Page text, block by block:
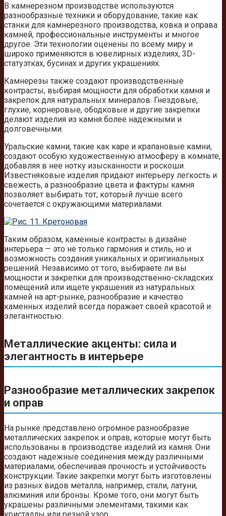
В камнерезном производстве используются
разнообразные техники и оборудование, такие как
станки для камнерезного производства, ковка и оправа
камней, профессиональные инструменты и многое
другое. Эти технологии оценены по всему миру и
широко применяются в ювелирных изделиях, 3D-
статуэтках, бусинах и других украшениях.
Камнерезы также создают производственные
контрасты, выбирая мощности для обработки камня и
закрепок для натуральных минералов. Гнездовые,
глухие, корнеровые, ободковые и другие закрепки
делают изделия из камня более надежными и
долговечными.
Уральские камни, такие как каре и крапановые камни,
создают особую художественную атмосферу в комнате,
добавляя в нее нотку изысканности и роскоши.
Известняковые изделия придают интерьеру легкость и
свежесть, а разнообразие цвета и фактуры камня
позволяет выбирать тот, который лучше всего
сочетается с окружающими материалами.
Таким образом, каменные контрасты в дизайне
интерьера — это не только гармония и стиль, но и
возможность создания уникальных и оригинальных
решений. Независимо от того, выбираете ли вы
мощности и закрепки для производственно-складских
помещений или ищете украшения из натуральных
камней на арт-рынке, разнообразие и качество
каменных изделий всегда поражает своей красотой и
элегантностью.
Металлические акценты: сила и
элегантность в интерьере
Разнообразие металлических закрепок
и оправ
На рынке представлено огромное разнообразие
металлических закрепок и оправ, которые могут быть
использованы в производстве изделий из камня. Они
создают надежные соединения между различными
материалами, обеспечивая прочность и устойчивость
конструкции. Такие закрепки могут быть изготовлены
из разных видов металла, например, стали, латуни,
алюминия или бронзы. Кроме того, они могут быть
украшены различными элементами, такими как
кристаллы или резной узор.